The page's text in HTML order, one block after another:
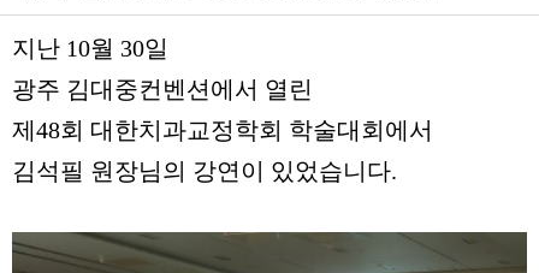
지난 10월 30일
광주 김대중컨벤션에서 열린
제48회 대한치과교정학회 학술대회에서
김석필 원장님의 강연이 있었습니다.